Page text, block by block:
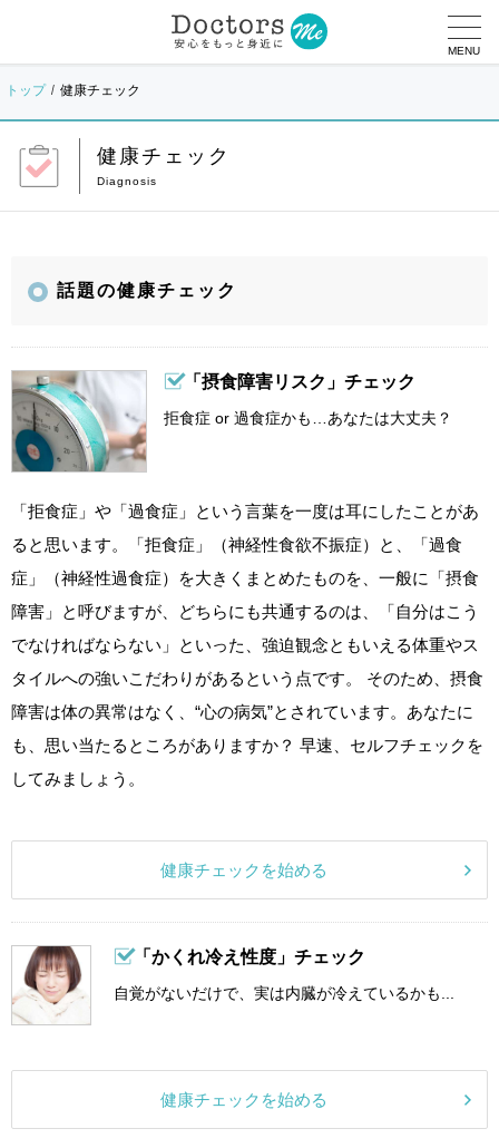
MENU
トップ 健康チェック
健康チェック
話題の健康チェック
「摂食障害リスク」チェック
拒食症 or 過食症かも…あなたは大丈夫？
「拒食症」や「過食症」という言葉を一度は耳にしたことがあ
ると思います。「拒食症」（神経性食欲不振症）と、「過食
症」（神経性過食症）を大きくまとめたものを、一般に「摂食
障害」と呼びますが、どちらにも共通するのは、「自分はこう
でなければならない」といった、強迫観念ともいえる体重やス
タイルへの強いこだわりがあるという点です。 そのため、摂食
障害は体の異常はなく、“心の病気”とされています。あなたに
も、思い当たるところがありますか？ 早速、セルフチェックを
してみましょう。
健康チェックを始める
「かくれ冷え性度」チェック
自覚がないだけで、実は内臓が冷えているかも...
健康チェックを始める